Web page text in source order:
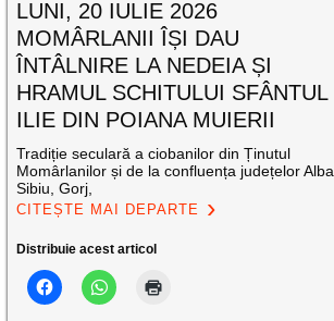
LUNI, 20 IULIE 2026
MOMÂRLANII ÎȘI DAU
ÎNTÂLNIRE LA NEDEIA ȘI
HRAMUL SCHITULUI SFÂNTUL
ILIE DIN POIANA MUIERII
Tradiție seculară a ciobanilor din Ținutul
Momârlanilor și de la confluența județelor Alba,
Sibiu, Gorj,
CITEȘTE MAI DEPARTE
Distribuie acest articol